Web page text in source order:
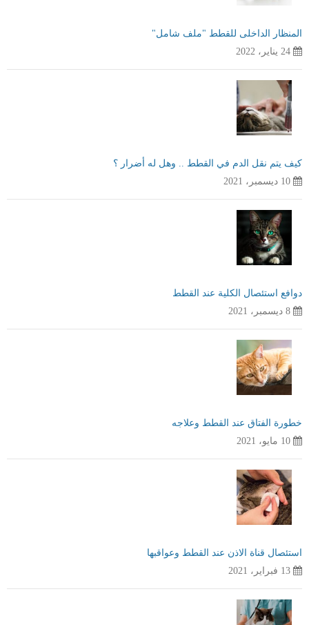
المنظار الداخلى للقطط "ملف شامل"
24 يناير، 2022
كيف يتم نقل الدم في القطط .. وهل له أضرار ؟
10 ديسمبر، 2021
دوافع استئصال الكلية عند القطط
8 ديسمبر، 2021
خطورة الفتاق عند القطط وعلاجه
10 مايو، 2021
استئصال قناة الاذن عند القطط وعواقبها
13 فبراير، 2021